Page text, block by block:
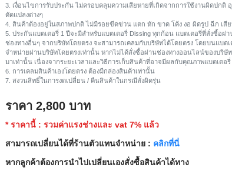
3. เงื่อนไขการรับประกัน ไม่ครอบคลุมความเสียหายที่เกิดจากการใช้งานผิดปกติ
ดัดแปลงต่างๆ
4. สินค้าต้องอยู่ในสภาพปกติ ไม่มีรอยขีดข่วน แตก หัก ขาด โค้ง งอ ผิดรูป ฉีก เสีย
5. ประกันแบตเตอรี่ 1 ปีจะมีสำหรับแบตเตอรี่ Dissing ทุกก้อน แบตเตอรี่ที่สั่งซื้อผ่า
ช่องทางอื่นๆ จากบริษัทโดยตรง จะสามารถเคลมกับบริษัทได้โดยตรง โดยบนแบต
จำหน่ายผ่านบริษัทโดยตรงเท่านั้น หากไม่ได้สั่งซื้อผ่านช่องทางออนไลน์ของบริษั
มาเท่านั้น เนื่องจากระยะเวลาและวิธีการเก็บสินค้าที่อาจมีผลกับคุณภาพแบตเตอรี่
6. การเคลมสินค้าเองโดยตรง ต้องมีกล่องสินค้าเท่านั้น
7. สงวนสิทธิ์ในการงดเปลี่ยน / คืนสินค้าในกรณีสั่งผิดรุ่น
ราคา 2,800 บาท
* ราคานี้ : รวมค่าแรงช่างและ vat 7% แล้ว
สามารถเปลี่ยนได้ที่ร้านตัวแทนจำหน่าย : คลิกที่นี่
หากลูกค้าต้องการนำไปเปลี่ยนเองสั่งซื้อสินค้าได้ทาง